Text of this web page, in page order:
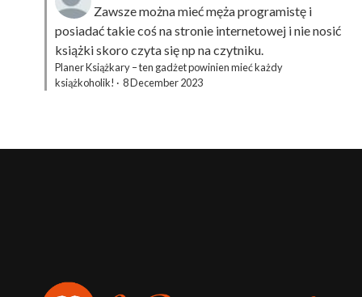
Zawsze można mieć męża programistę i
posiadać takie coś na stronie internetowej i nie nosić
książki skoro czyta się np na czytniku.
Planer Książkary – ten gadżet powinien mieć każdy
książkoholik! · 8 December 2023